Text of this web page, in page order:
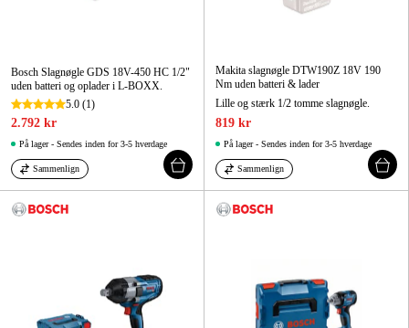
Bosch Slagnøgle GDS 18V-450 HC 1/2"
uden batteri og oplader i L-BOXX.
5.0 (1)
2.792 kr
På lager - Sendes inden for 3-5 hverdage
Sammenlign
Makita slagnøgle DTW190Z 18V 190
Nm uden batteri & lader
Lille og stærk 1/2 tomme slagnøgle.
819 kr
På lager - Sendes inden for 3-5 hverdage
Sammenlign